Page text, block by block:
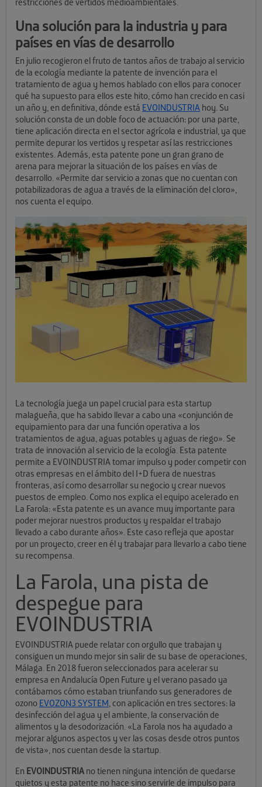
Una solución para la industria y para
países en vías de desarrollo
En julio recogieron el fruto de tantos años de trabajo al servicio
de la ecología mediante la patente de invención para el
tratamiento de agua y hemos hablado con ellos para conocer
qué ha supuesto para ellos este hito, cómo han crecido en casi
un año y, en definitiva, dónde está EVOINDUSTRIA hoy. Su
solución consta de un doble foco de actuación: por una parte,
tiene aplicación directa en el sector agrícola e industrial, ya que
permite depurar los vertidos y respetar así las restricciones
existentes. Además, esta patente pone un gran grano de
arena para mejorar la situación de los países en vías de
desarrollo. «Permite dar servicio a zonas que no cuentan con
potabilizadoras de agua a través de la eliminación del cloro»,
nos cuenta el equipo.
La tecnología juega un papel crucial para esta startup
malagueña, que ha sabido llevar a cabo una «conjunción de
equipamiento para dar una función operativa a los
tratamientos de agua, aguas potables y aguas de riego». Se
trata de innovación al servicio de la ecología. Esta patente
permite a EVOINDUSTRIAtomar impulso y poder competir con
otras empresas en el ámbito del I+D fuera de nuestras
fronteras, así como desarrollar su negocio y crear nuevos
puestos de empleo. Como nos explica el equipo acelerado en
La Farola: «Esta patente es un avance muy importante para
poder mejorar nuestros productos y respaldar el trabajo
llevado a cabo durante años». Este caso refleja que apostar
por un proyecto, creer en él y trabajar para llevarlo a cabo tiene
su recompensa.
La Farola, una pista de
despegue para
EVOINDUSTRIA
EVOINDUSTRIA puede relatar con orgullo que trabajan y
consiguen un mundo mejor sin salir de su base de operaciones,
Málaga. En 2018 fueron seleccionados para acelerar su
empresa en Andalucía Open Future y el verano pasado ya
contábamos cómo estaban triunfando sus generadores de
ozono EVOZON3 SYSTEM, con aplicación en tres sectores: la
desinfección del agua y el ambiente, la conservación de
alimentos y la desodorización. «La Farola nos ha ayudado a
mejorar algunos aspectos y ver las cosas desde otros puntos
de vista», nos cuentan desde la startup.
En EVOINDUSTRIA no tienen ninguna intención de quedarse
quietos y esta patente no hace sino servirle de impulso para